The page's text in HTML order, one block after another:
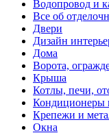
Водопровод и
Все об
Двери
Дизайн
Дома
Ворота,
Крыша
Котлы, печи,
Кондиционеры
Крепежи и
Окна